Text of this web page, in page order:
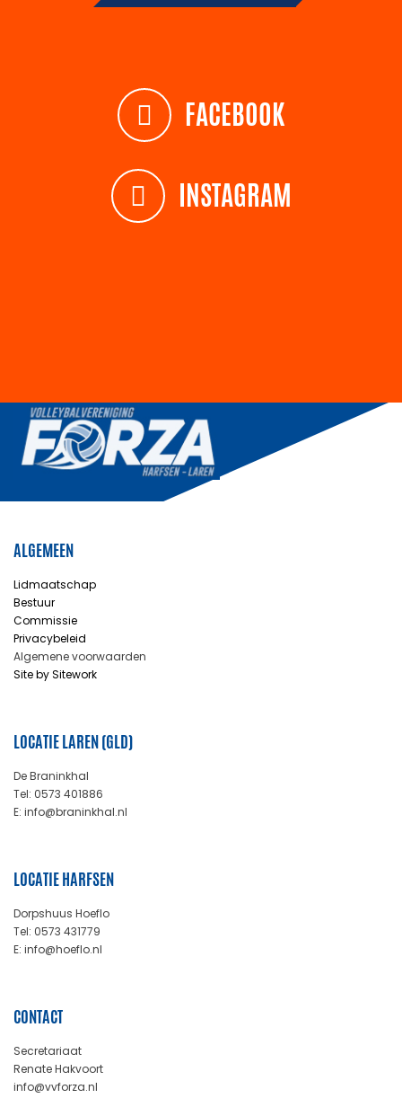
FACEBOOK
INSTAGRAM
ALGEMEEN
Lidmaatschap
Bestuur
Commissie
Privacybeleid
Algemene voorwaarden
Site by Sitework
LOCATIE LAREN (GLD)
De Braninkhal
Tel: 0573 401886
E: info@braninkhal.nl
LOCATIE HARFSEN
Dorpshuus Hoeflo
Tel: 0573 431779
E: info@hoeflo.nl
CONTACT
Secretariaat
Renate Hakvoort
info@vvforza.nl